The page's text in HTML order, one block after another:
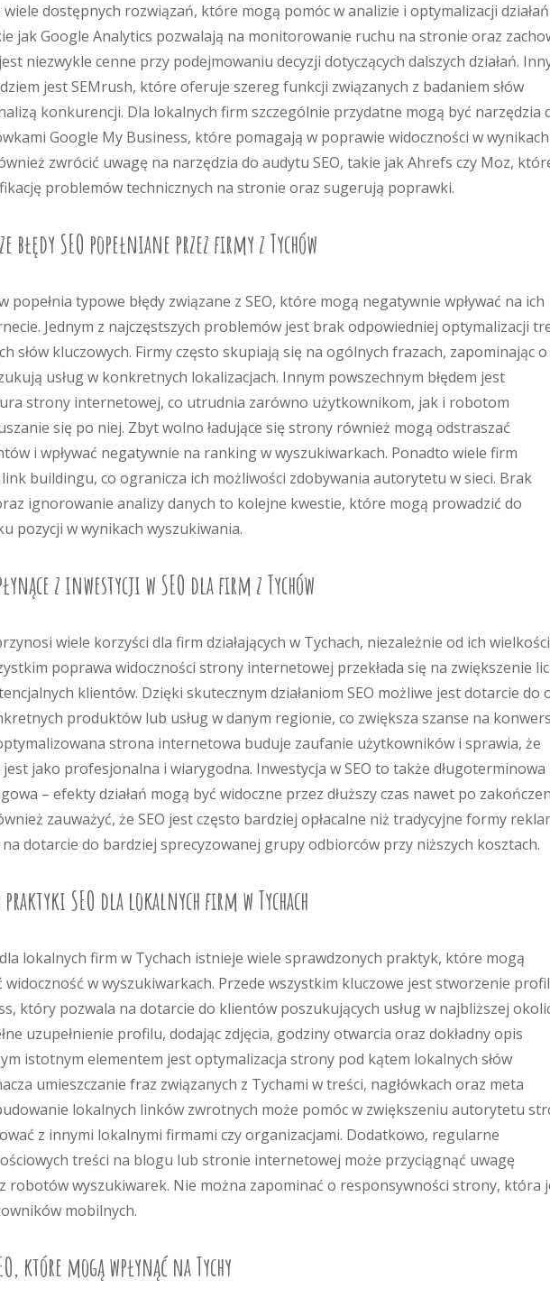
dostępnych rozwiązań, które mogą pomóc w analizie i optymalizacji działań
jak Google Analytics pozwalają na monitorowanie ruchu na stronie oraz
niezwykle cenne przy podejmowaniu decyzji dotyczących dalszych działań.
jest SEMrush, które oferuje szereg funkcji związanych z badaniem słów
konkurencji. Dla lokalnych firm szczególnie przydatne mogą być narzędzia
Google My Business, które pomagają w poprawie widoczności w wynikach
zwrócić uwagę na narzędzia do audytu SEO, takie jak Ahrefs czy Moz,
problemów technicznych na stronie oraz sugerują poprawki.
błędy SEO popełniane przez firmy z Tychów
popełnia typowe błędy związane z SEO, które mogą negatywnie wpływać na ich
Jednym z najczęstszych problemów jest brak odpowiedniej optymalizacji
słów kluczowych. Firmy często skupiają się na ogólnych frazach, zapominając o
usług w konkretnych lokalizacjach. Innym powszechnym błędem jest
strony internetowej, co utrudnia zarówno użytkownikom, jak i robotom
się po niej. Zbyt wolno ładujące się strony również mogą odstraszać
i wpływać negatywnie na ranking w wyszukiwarkach. Ponadto wiele firm
buildingu, co ogranicza ich możliwości zdobywania autorytetu w sieci. Brak
ignorowanie analizy danych to kolejne kwestie, które mogą prowadzić do
pozycji w wynikach wyszukiwania.
z inwestycji w SEO dla firm z Tychów
wiele korzyści dla firm działających w Tychach, niezależnie od ich
poprawa widoczności strony internetowej przekłada się na zwiększenie
klientów. Dzięki skutecznym działaniom SEO możliwe jest dotarcie do
produktów lub usług w danym regionie, co zwiększa szanse na
strona internetowa buduje zaufanie użytkowników i sprawia, że
jako profesjonalna i wiarygodna. Inwestycja w SEO to także długoterminowa
– efekty działań mogą być widoczne przez dłuższy czas nawet po
zauważyć, że SEO jest często bardziej opłacalne niż tradycyjne formy
dotarcie do bardziej sprecyzowanej grupy odbiorców przy niższych kosztach.
praktyki SEO dla lokalnych firm w Tychach
lokalnych firm w Tychach istnieje wiele sprawdzonych praktyk, które mogą
widoczność w wyszukiwarkach. Przede wszystkim kluczowe jest stworzenie
który pozwala na dotarcie do klientów poszukujących usług w najbliższej
uzupełnienie profilu, dodając zdjęcia, godziny otwarcia oraz dokładny opis
istotnym elementem jest optymalizacja strony pod kątem lokalnych słów
umieszczanie fraz związanych z Tychami w treści, nagłówkach oraz meta
lokalnych linków zwrotnych może pomóc w zwiększeniu autorytetu
z innymi lokalnymi firmami czy organizacjami. Dodatkowo, regularne
treści na blogu lub stronie internetowej może przyciągnąć uwagę
robotów wyszukiwarek. Nie można zapominać o responsywności strony, która
mobilnych.
które mogą wpłynąć na Tychy